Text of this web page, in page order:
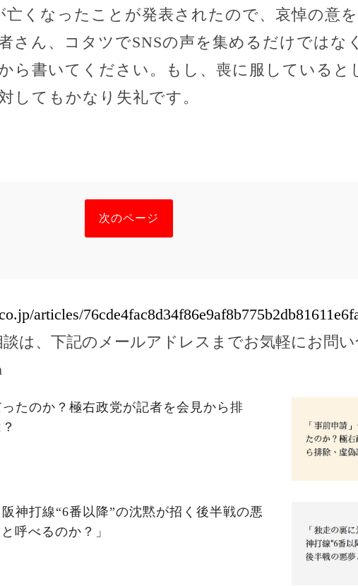
くなったことが発表されたので、哀悼の意
さん、コタツでSNSの声を集めるだけではな
ら書いてください。もし、喪に服していると
してもかなり失礼です。
次のページ
articles/
は、下記のメールアドレスまでお気軽にお問
たのか？極右政党が記者を会見から排
神打線“6番以降”の沈黙が招く後半戦の悪
呼べるのか？」